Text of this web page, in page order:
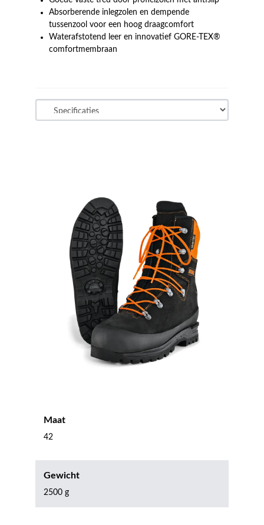
Absorberende inlegzolen en dempende
tussenzool voor een hoog draagcomfort
Waterafstotend leer en innovatief GORE-TEX®
comfortmembraan
Maat
42
Gewicht
2500 g